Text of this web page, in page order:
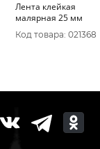
Лента клейкая
малярная 25 мм
Код товара: 021368